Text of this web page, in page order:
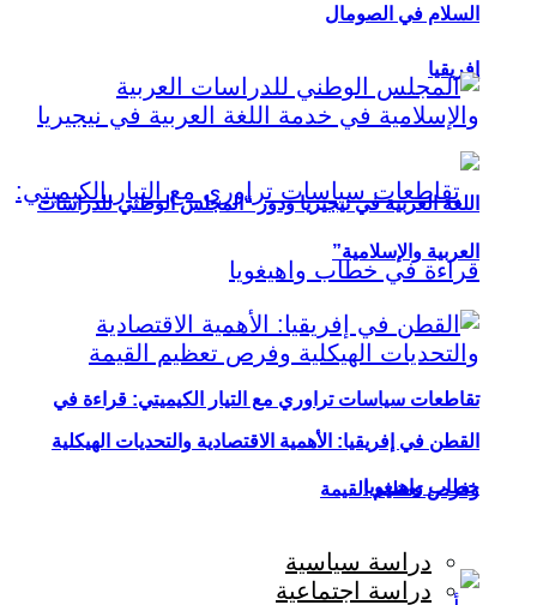
إفريقيا
تقاطعات سياسات تراوري مع التيار الكيميتي: قراءة في
خطاب واهيغويا
السلام في الصومال
اللغة العربية في نيجيريا ودور “المجلس الوطني للدراسات
العربية والإسلامية”
القطن في إفريقيا: الأهمية الاقتصادية والتحديات الهيكلية
وفرص تعظيم القيمة
دراسة سياسية
دراسة اجتماعية